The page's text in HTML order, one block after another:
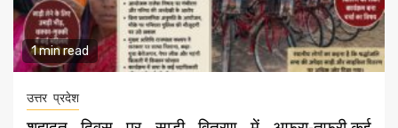
1 min read
उत्तर प्रदेश